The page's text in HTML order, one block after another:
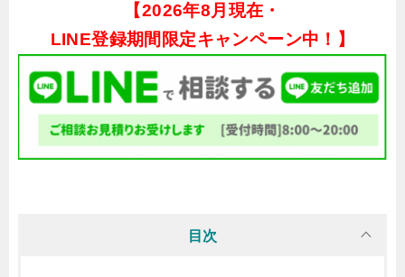
【2026年8月現在・
LINE登録期間限定キャンペーン中！】
目次